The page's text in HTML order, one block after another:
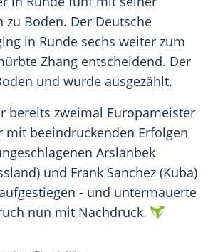
zu Boden. Der Deutsche
in Runde sechs weiter zum
Zhang entscheidend. Der
und wurde ausgezählt.
bereits zweimal Europameister
mit beeindruckenden Erfolgen
Arslanbek
) und Frank Sanchez (Kuba)
- und untermauerte
nun mit Nachdruck.